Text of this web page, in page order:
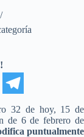
32 de hoy, 15 de
de 6 de febrero de
puntualmente